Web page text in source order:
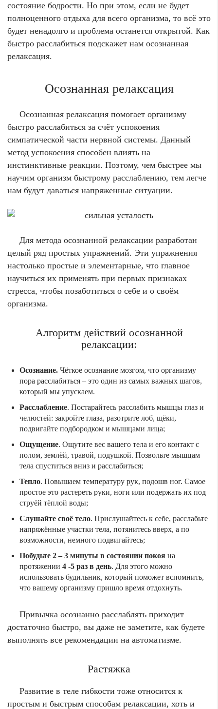
состояние бодрости. Но при этом, если не будет
полноценного отдыха для всего организма, то всё это
будет ненадолго и проблема останется открытой. Как
быстро расслабиться подскажет нам осознанная
релаксация.
Осознанная релаксация
Осознанная релаксация помогает организму
быстро расслабиться за счёт успокоения
симпатической части нервной системы. Данный
метод успокоения способен влиять на
инстинктивные реакции. Поэтому, чем быстрее мы
научим организм быстрому расслаблению, тем легче
нам будут даваться напряженные ситуации.
Для метода осознанной релаксации разработан
целый ряд простых упражнений. Эти упражнения
настолько простые и элементарные, что главное
научиться их применять при первых признаках
стресса, чтобы позаботиться о себе и о своём
организма.
Алгоритм действий осознанной
релаксации:
Осознание. Чёткое осознание мозгом, что организму
пора расслабиться – это один из самых важных шагов,
который мы упускаем.
Расслабление. Постарайтесь расслабить мышцы глаз и
челюстей: закройте глаза, разотрите лоб, щёки,
подвигайте подбородком и мышцами лица;
Ощущение. Ощутите вес вашего тела и его контакт с
полом, землёй, травой, подушкой. Позвольте мышцам
тела спуститься вниз и расслабиться;
Тепло. Повышаем температуру рук, подошв ног. Самое
простое это растереть руки, ноги или подержать их под
струёй тёплой воды;
Слушайте своё тело. Прислушайтесь к себе, расслабьте
напряжённые участки тела, потянитесь вверх, а по
возможности, немного подвигайтесь;
Побудьте 2 – 3 минуты в состоянии покоя на
протяжении 4 -5 раз в день. Для этого можно
использовать будильник, который поможет вспомнить,
что вашему организму пришло время отдохнуть.
Привычка осознанно расслаблять приходит
достаточно быстро, вы даже не заметите, как будете
выполнять все рекомендации на автоматизме.
Растяжка
Развитие в теле гибкости тоже относится к
простым и быстрым способам релаксации, хоть и